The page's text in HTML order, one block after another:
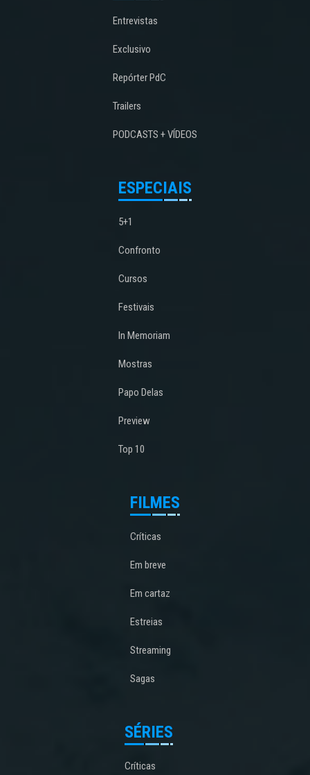
Entrevistas
Exclusivo
Repórter PdC
Trailers
PODCASTS + VÍDEOS
ESPECIAIS
5+1
Confronto
Cursos
Festivais
In Memoriam
Mostras
Papo Delas
Preview
Top 10
FILMES
Críticas
Em breve
Em cartaz
Estreias
Streaming
Sagas
SÉRIES
Críticas